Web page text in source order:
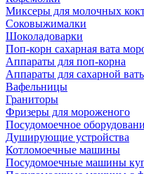
Миксеры для молочных
Соковыжималки
Шоколадоварки
Поп-корн сахарная вата
Аппараты для поп-корна
Аппараты для сахарной
Вафельницы
Граниторы
Фризеры для мороженого
Посудомоечное
Душирующие устройства
Котломоечные машины
Посудомоечные машины